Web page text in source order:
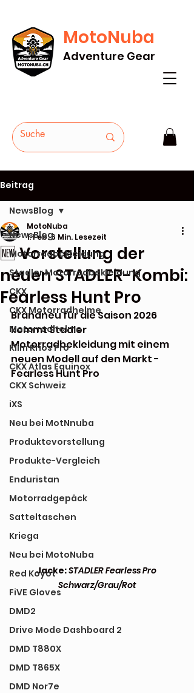
GRATIS VERSAND AB Fr. 200* - HEUTE
BESTELLEN
MotoNuba
Adventure Gear
Beitrag
NewsBlog
Motorradbekleidung
Stadler Motorradbekleidung
CKX
CKX Motorradhelme
Motorradhelme
Klim Krios Pro
CKX Atlas Equinox
CKX Schweiz
iXS
Neu bei MotNnuba
Produktevorstellung
Produkte-Vergleich
Enduristan
Motorradgepäck
Satteltaschen
Kriega
Neu bei MotoNuba
Red Koyot
FiVE Gloves
DMD2
Drive Mode Dashboard 2
DMD T880X
DMD T865X
DMD Nor7e
NewsBlog
🆕 Vorstellung der
neuen STADLER-Kombi:
Fearless Hunt Pro
MotoNuba
1. Feb.6 Min. Lesezeit
Brandneu für die Saison 2026
kommt Stadler
Motorradbekleidung mit einem
neuen Modell auf den Markt -
Fearless Hunt Pro
Jacke:STADLER Fearless Pro
Schwarz/Grau/Rot